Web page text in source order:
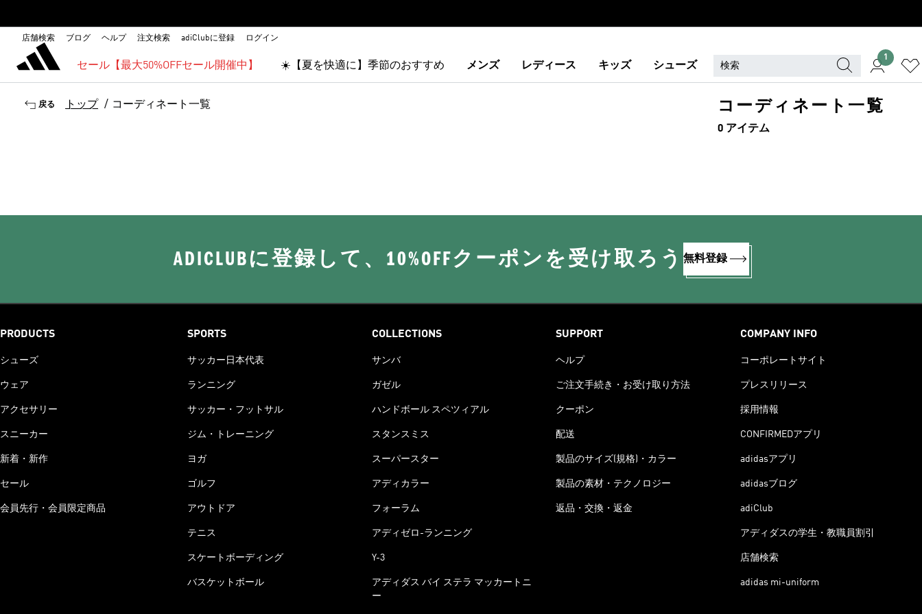
店舗検索 ブログ ヘルプ 注文検索 adiClubに登録 ログイン
セール【最大50%OFFセール開催中】 ☀️【夏を快適に】季節のおすすめ メンズ レディース キッズ シューズ
1
戻る トップ / コーディネート一覧 コーディネート一覧
0 アイテム
ADICLUBに登録して、10%OFFクーポンを受け取ろう 無料登録
PRODUCTS
シューズ
ウェア
アクセサリー
スニーカー
新着・新作
セール
会員先行・会員限定商品
SPORTS
サッカー日本代表
ランニング
サッカー・フットサル
ジム・トレーニング
ヨガ
ゴルフ
アウトドア
テニス
スケートボーディング
バスケットボール
COLLECTIONS
サンバ
ガゼル
ハンドボール スペツィアル
スタンスミス
スーパースター
アディカラー
フォーラム
アディゼロ-ランニング
Y-3
アディダス バイ ステラ マッカートニ
ー
SUPPORT
ヘルプ
ご注文手続き・お受け取り方法
クーポン
配送
製品のサイズ(規格)・カラー
製品の素材・テクノロジー
返品・交換・返金
COMPANY INFO
コーポレートサイト
プレスリリース
採用情報
CONFIRMEDアプリ
adidasアプリ
adidasブログ
adiClub
アディダスの学生・教職員割引
店舗検索
adidas mi-uniform